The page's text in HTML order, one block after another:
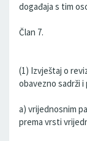
događaja s tim
Član 7.
(1) Izvještaj o
obavezno sadrži i
a) vrijednosnim
prema vrsti